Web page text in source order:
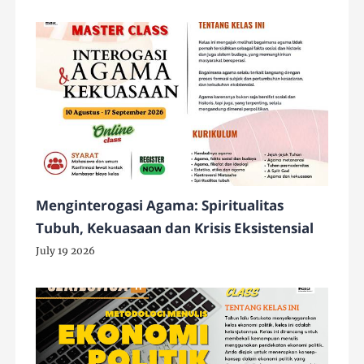
Menginterogasi Agama: Spiritualitas
Tubuh, Kekuasaan dan Krisis Eksistensial
July 19 2026